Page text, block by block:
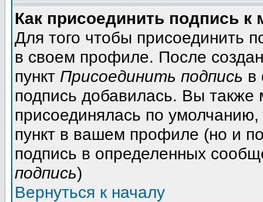
Как присоединить подпись
Для того чтобы присоединить
в своем профиле. После
пункт Присоединить подпись в
подпись добавилась. Вы также
присоединялась по
пункт в вашем профиле (но и
подпись в определенных
подпись)
Вернуться к началу